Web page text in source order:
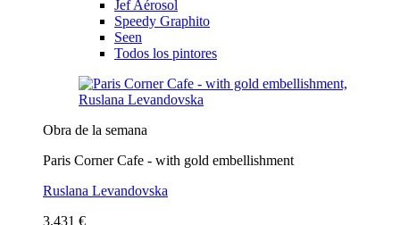
Jef Aérosol
Speedy Graphito
Seen
Todos los pintores
Obra de la semana
Paris Corner Cafe - with gold embellishment
Ruslana Levandovska
3.431 €